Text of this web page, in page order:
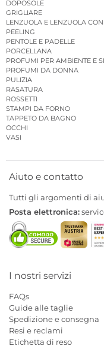
DOPOSOLE
GRIGLIARE
LENZUOLA E LENZUOLA
PEELING
PENTOLE E PADELLE
PORCELLANA
PROFUMI PER AMBIENTE E
PROFUMI DA DONNA
PULIZIA
RASATURA
ROSSETTI
STAMPI DA FORNO
TAPPETO DA BAGNO
OCCHI
VASI
Aiuto e contatto
Tutti gli argomenti di
Posta elettronica:
I nostri servizi
FAQs
Guide alle taglie
Spedizione e consegna
Resi e reclami
Etichetta di reso